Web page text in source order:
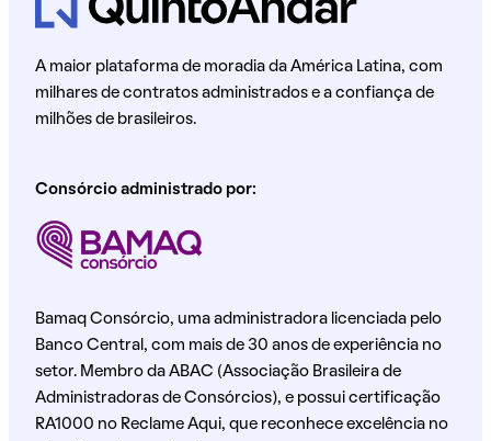
A maior plataforma de moradia da América Latina, com
milhares de contratos administrados e a confiança de
milhões de brasileiros.
Consórcio administrado por:
Bamaq Consórcio, uma administradora licenciada pelo
Banco Central, com mais de 30 anos de experiência no
setor. Membro da ABAC (Associação Brasileira de
Administradoras de Consórcios), e possui certificação
RA1000 no Reclame Aqui, que reconhece excelência no